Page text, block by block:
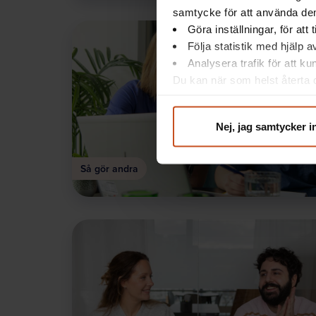
samtycke för att använda
Göra inställningar, för att
Följa statistik med hjälp
Analysera trafik för att
Du kan när som helst återta
Nej, jag samtycker
Så gör andra